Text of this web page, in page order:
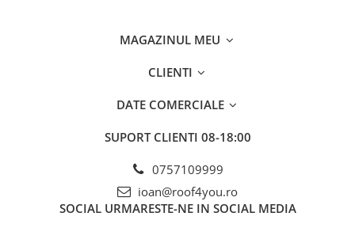
MAGAZINUL MEU
CLIENTI
DATE COMERCIALE
SUPORT CLIENTI 08-18:00
0757109999
ioan@roof4you.ro
SOCIAL URMARESTE-NE IN SOCIAL MEDIA